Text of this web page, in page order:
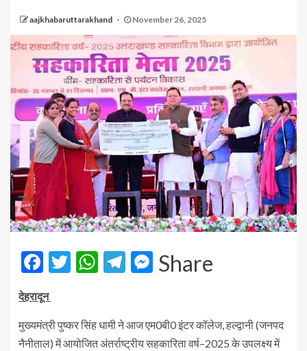
aajkhabaruttarakhand November 26, 2025
Facebook
Twitter
WhatsApp
Telegram
Messenger
Share
देहरादून
मुख्यमंत्री पुष्कर सिंह धामी ने आज एम0बी0 इंटर कॉलेज, हल्द्वानी (जनपद
नैनीताल) में आयोजित अंतर्राष्ट्रीय सहकारिता वर्ष–2025 के उपलक्ष्य में